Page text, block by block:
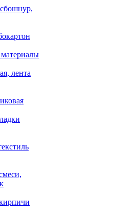
материалы
лента